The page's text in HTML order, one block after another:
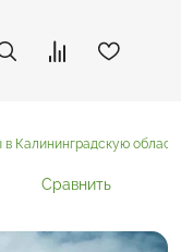
в Калининградскую
Сравнить